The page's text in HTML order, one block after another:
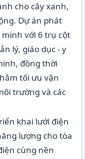
cho cây xanh,
Dự án phát
với 6 trụ cột
lý, giáo dục - y
đồng thời
tối ưu vận
trường và các
khai lưới điện
lượng cho tòa
cùng nền